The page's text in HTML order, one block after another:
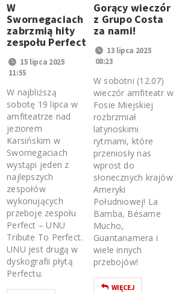
W
Swornegaciach
zabrzmią hity
zespołu Perfect
15 lipca 2025
11:55
W najbliższą
sobotę 19 lipca w
amfiteatrze nad
jeziorem
Karsińskim w
Swornegaciach
wystąpi jeden z
najlepszych
zespołów
wykonujących
przeboje zespołu
Perfect – UNU
Tribute To Perfect.
UNU jest drugą w
dyskografii płytą
Perfectu.
Gorący wieczór
z Grupo Costa
za nami!
13 lipca 2025
08:23
W sobotni (12.07)
wieczór amfiteatr w
Fosie Miejskiej
rozbrzmiał
latynoskimi
rytmami, które
przeniosły nas
wprost do
słonecznych krajów
Ameryki
Południowej! La
Bamba, Bésame
Mucho,
Guantanamera i
wiele innych
przebojów!
WIĘCEJ